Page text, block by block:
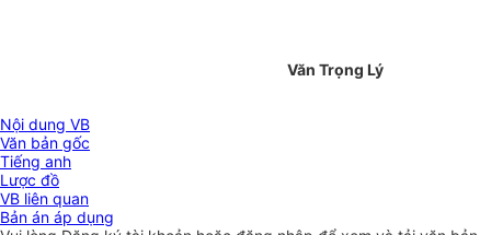
Văn Trọng Lý
Nội dung VB
Văn bản gốc
Tiếng anh
Lược đồ
VB liên quan
Bản án áp dụng